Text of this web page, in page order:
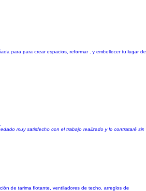
para para crear espacios, reformar , y embellecer tu lugar de
muy satisfecho con el trabajo realizado y lo contrataré sin
de tarima flotante, ventiladores de techo, arreglos de